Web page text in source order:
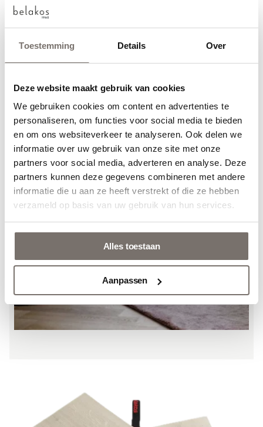
Toestemming Details Over
Deze website maakt gebruik van cookies
We gebruiken cookies om content en advertenties te
personaliseren, om functies voor social media te bieden
en om ons websiteverkeer te analyseren. Ook delen we
informatie over uw gebruik van onze site met onze
partners voor social media, adverteren en analyse. Deze
partners kunnen deze gegevens combineren met andere
informatie die u aan ze heeft verstrekt of die ze hebben
verzameld op basis van uw gebruik van hun services.
Alles toestaan
Aanpassen
Choose your language
Engels
Nederlands